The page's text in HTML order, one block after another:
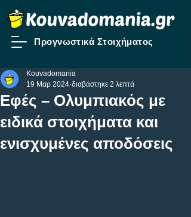
Προγνωστικά Στοιχήματος
Εφές – Ολυμπιακός με
ειδικά στοιχήματα και
ενισχυμένες αποδόσεις
Kouvadomania
19 Μαρ 2024 διαβάστηκε 2 λεπτά